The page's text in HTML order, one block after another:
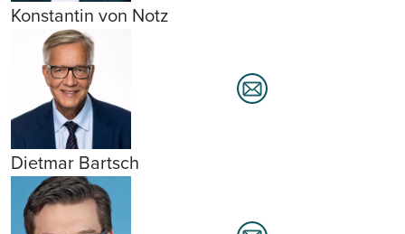
Konstantin von Notz
Dietmar Bartsch